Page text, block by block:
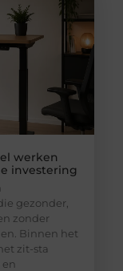
werken
investering
gezonder,
zonder
Binnen het
zit-sta
en